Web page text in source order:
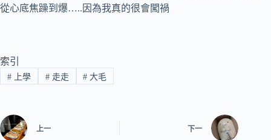
從心底焦躁到爆…..因為我真的很會闖禍
索引
#上學 #走走 # 大毛
上一 下一